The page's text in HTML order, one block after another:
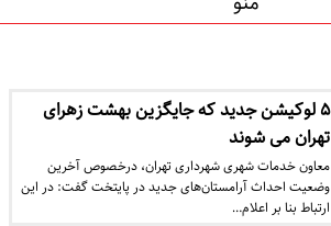
۵ لوکیشن جدید که جایگزین بهشت زهرای
تهران می شوند
معاون خدمات شهری شهرداری تهران، درخصوص آخرین
وضعیت احداث آرامستان‌های جدید در پایتخت گفت: در این
ارتباط بنا بر اعلام…